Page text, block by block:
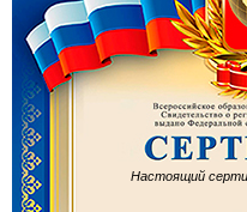
Настоящий